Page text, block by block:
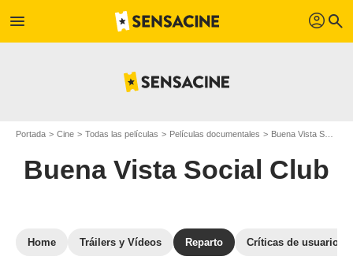
menu profil search
Portada Cine Todas las películas Películas documentales Buena Vista Social Club
Buena Vista Social Club
Home Tráilers y Vídeos Reparto Críticas de usuarios